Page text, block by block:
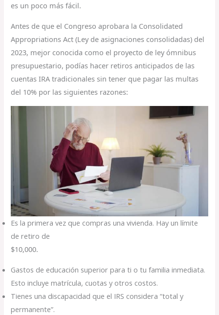
es un poco más fácil.
Antes de que el Congreso aprobara la Consolidated
Appropriations Act (Ley de asignaciones consolidadas) del
2023, mejor conocida como el proyecto de ley ómnibus
presupuestario, podías hacer retiros anticipados de las
cuentas IRA tradicionales sin tener que pagar las multas
del 10% por las siguientes razones:
Es la primera vez que compras una vivienda. Hay un límite
de retiro de
$10,000.
Gastos de educación superior para ti o tu familia inmediata.
Esto incluye matrícula, cuotas y otros costos.
Tienes una discapacidad que el IRS considera “total y
permanente”.